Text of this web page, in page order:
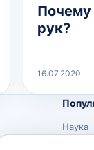
Почему
рук?
16.07.2020
Наука